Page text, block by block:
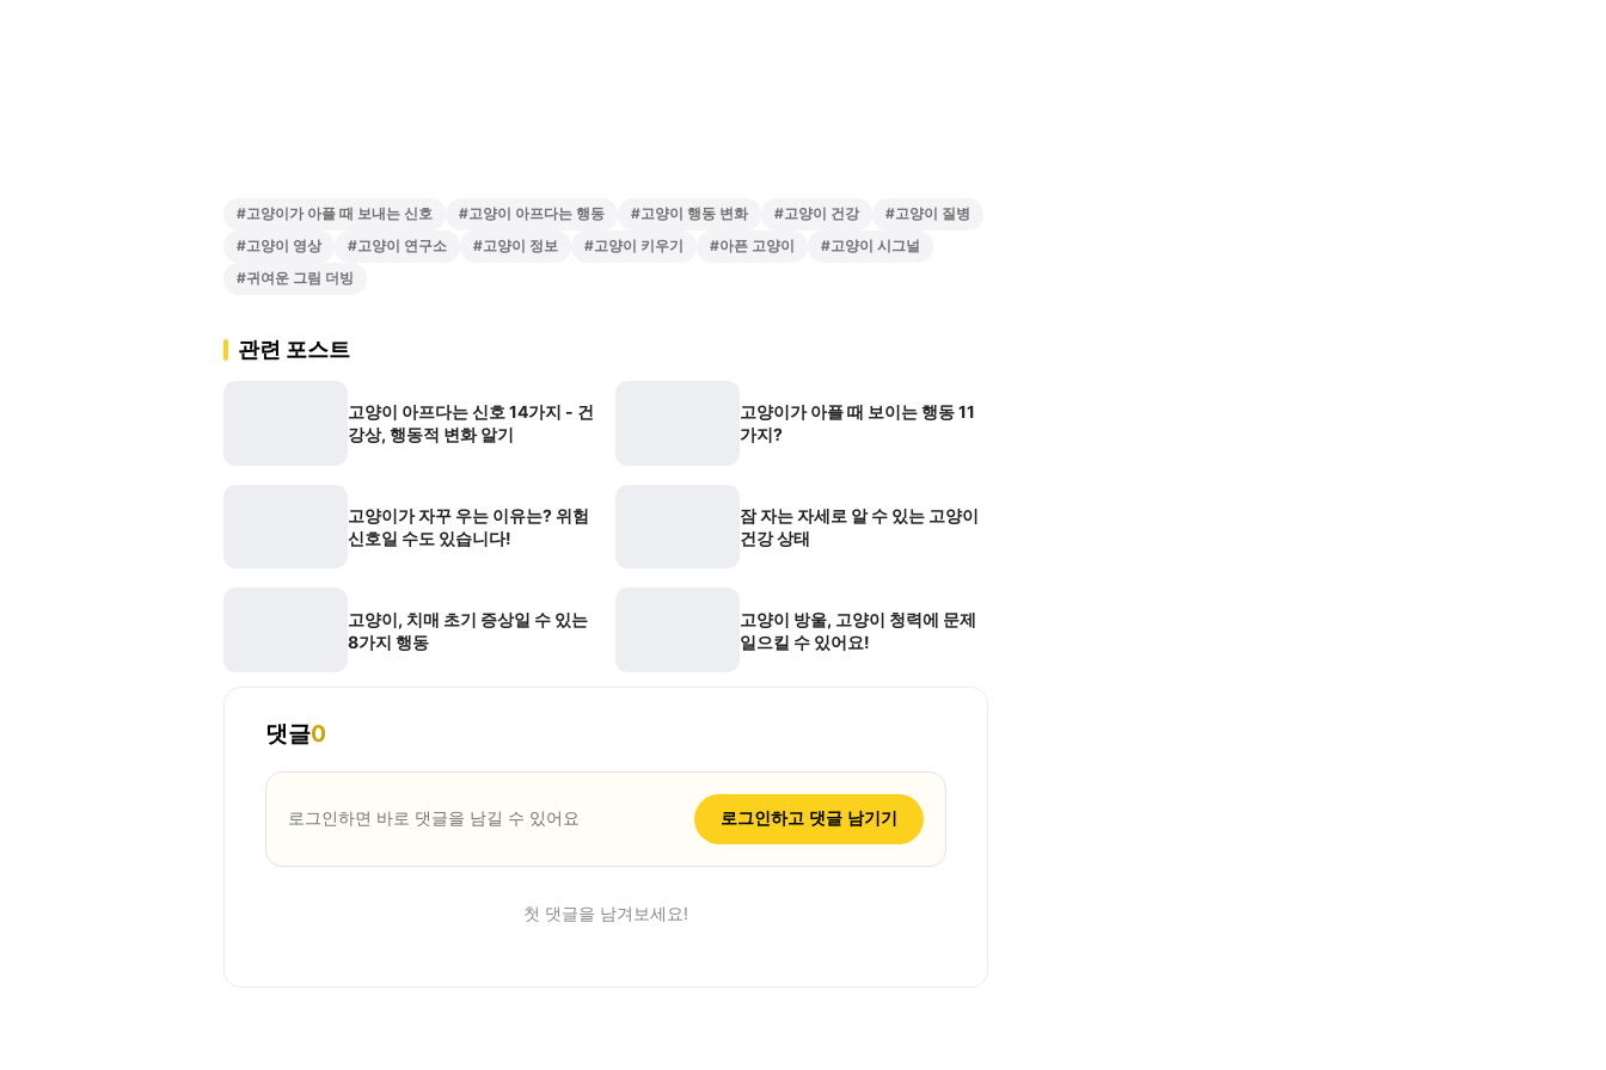
#고양이가 아플 때 보내는 신호 #고양이 아프다는 행동 #고양이 행동 변화 #고양이 건강 #고양이 질병
#고양이 영상 #고양이 연구소 #고양이 정보 #고양이 키우기 #아픈 고양이 #고양이 시그널
#귀여운 그림 더빙
관련 포스트
고양이 아프다는 신호 14가지 - 건
강상, 행동적 변화 알기
고양이가 아플 때 보이는 행동 11
가지?
고양이가 자꾸 우는 이유는? 위험
신호일 수도 있습니다!
잠 자는 자세로 알 수 있는 고양이
건강 상태
고양이, 치매 초기 증상일 수 있는
8가지 행동
고양이 방울, 고양이 청력에 문제
일으킬 수 있어요!
댓글0
로그인하면 바로 댓글을 남길 수 있어요 로그인하고 댓글 남기기
첫 댓글을 남겨보세요!